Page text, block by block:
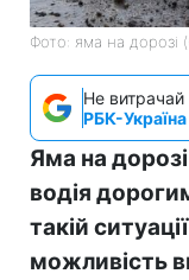
Фото: яма на дорозі
Не витрачай
РБК-
Яма на
водія
такій
можливість